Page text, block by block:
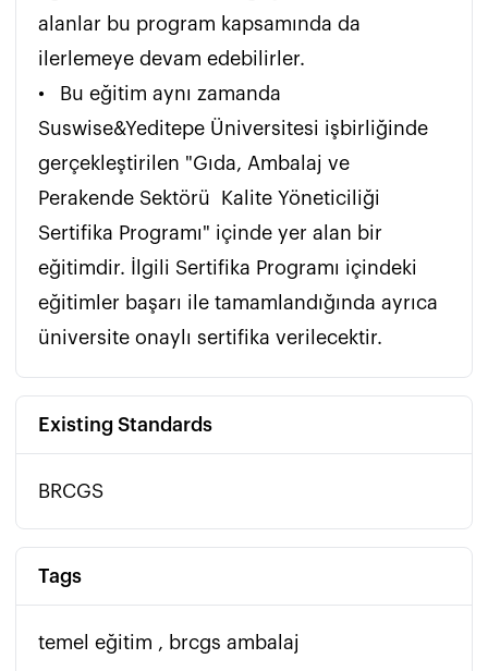
alanlar bu program kapsamında da
ilerlemeye devam edebilirler.
•	Bu eğitim aynı zamanda
Suswise&Yeditepe Üniversitesi işbirliğinde
gerçekleştirilen "Gıda, Ambalaj ve
Perakende Sektörü  Kalite Yöneticiliği
Sertifika Programı" içinde yer alan bir
eğitimdir. İlgili Sertifika Programı içindeki
eğitimler başarı ile tamamlandığında ayrıca
üniversite onaylı sertifika verilecektir.
Existing Standards
BRCGS
Tags
temel eğitim , brcgs ambalaj